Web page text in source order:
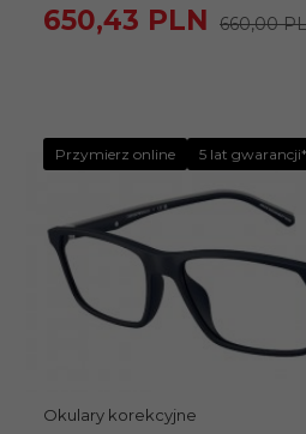
650,43 PLN 660,00
Przymierz online 5 lat gwarancji*
Okulary korekcyjne